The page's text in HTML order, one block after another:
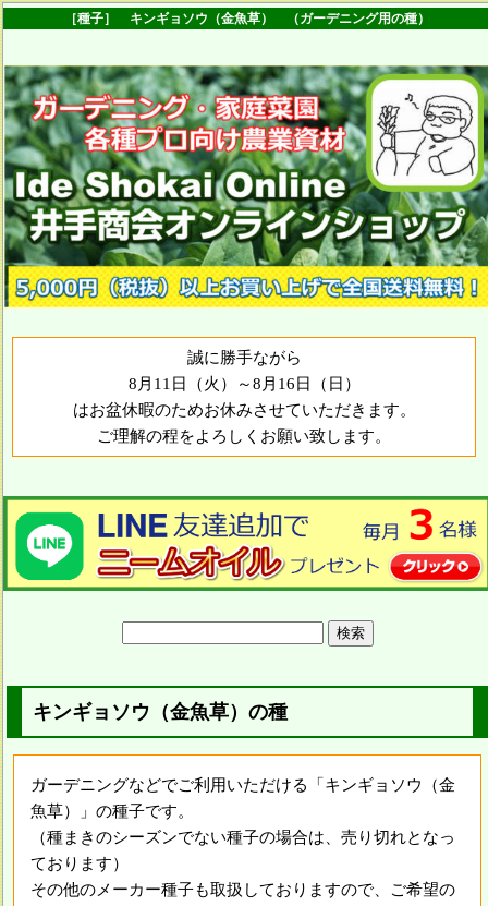
［種子］ キンギョソウ（金魚草） （ガーデニング用の種）
誠に勝手ながら
8月11日（火）～8月16日（日）
はお盆休暇のためお休みさせていただきます。
ご理解の程をよろしくお願い致します。
キンギョソウ（金魚草）の種
ガーデニングなどでご利用いただける「キンギョソウ（金
魚草）」の種子です。
（種まきのシーズンでない種子の場合は、売り切れとなっ
ております）
その他のメーカー種子も取扱しておりますので、ご希望の